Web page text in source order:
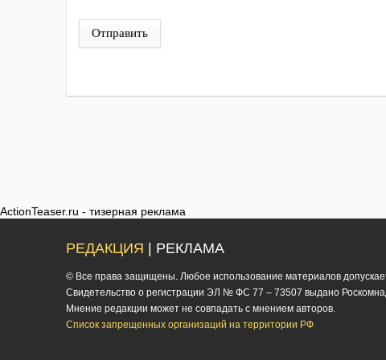
Отправить
ActionTeaser.ru - тизерная реклама
РЕДАКЦИЯ | РЕКЛАМА
© Все права защищены. Любое использование материалов
Cвидетельство о регистрации ЭЛ № ФС 77 – 73507 выдано
Мнение редакции может не совпадать с мнением авторов.
Список запрещенных организаций на территории РФ